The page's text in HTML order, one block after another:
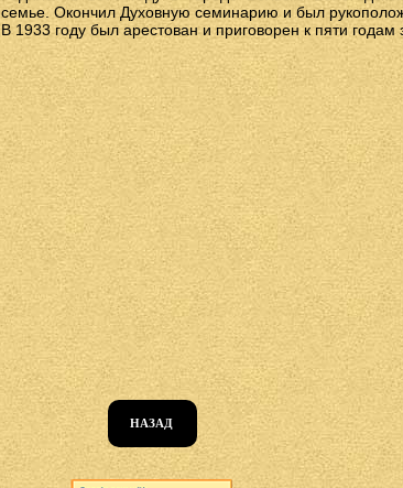
семье. Окончил Духовную семинарию и был
В 1933 году был арестован и приговорен к пяти годам
НАЗАД